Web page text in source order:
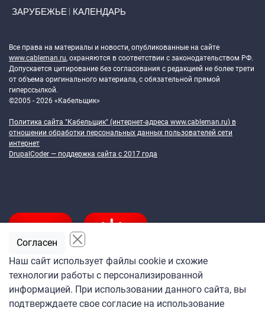
ЗАРУБЕЖЬЕ КАЛЕНДАРЬ
Все права на материалы и новости, опубликованные на сайте
www.cableman.ru, охраняются в соответствии с законодательством РФ.
Допускается цитирование без согласования с редакцией не более трети
от объема оригинального материала, с обязательной прямой
гиперссылкой.
©2005 - 2026 «Кабельщик»
Политика сайта "Кабельщик" (интернет-адреса www.cableman.ru) в
отношении обработки персональных данных пользователей сети
интернет
DrupalCoder — поддержка сайта c 2017 года
Подпишитесь
на ежедневную рассылку
Наш сайт использует файлы cookie и схожие
технологии работы с персонализированной
информацией. При использовании данного сайта, вы
подтверждаете свое согласие на использование
Согласен